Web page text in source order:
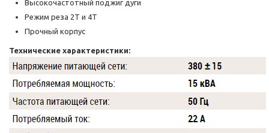
Высокочастотный поджиг дуги
Режим реза 2Т и 4Т
Прочный корпус
Технические характеристики: